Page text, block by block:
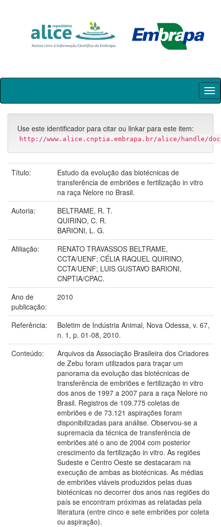
Skip
Use este identificador para citar ou linkar para este item:
http://www.alice.cnptia.embrapa.br/alice/handle/
Título:
Estudo da evolução das biotécnicas de
transferência de embriões e fertilização in vitro
na raça Nelore no Brasil.
Autoria:
BELTRAME, R. T.
QUIRINO, C. R.
BARIONI, L. G.
Afiliação:
RENATO TRAVASSOS BELTRAME,
CCTA/UENF; CÉLIA RAQUEL QUIRINO,
CCTA/UENF; LUIS GUSTAVO BARIONI,
CNPTIA/CPAC.
Ano de
publicação:
2010
Referência:
Boletim de Indústria Animal, Nova Odessa, v. 67,
n. 1, p. 01-08, 2010.
Conteúdo:
Arquivos da Associação Brasileira dos Criadores
de Zebu foram utilizados para traçar um
panorama da evolução das biotécnicas de
transferência de embriões e fertilização in vitro
dos anos de 1997 a 2007 para a raça Nelore no
Brasil. Registros de 109.775 coletas de
embriões e de 73.121 aspirações foram
disponibilizadas para análise. Observou-se a
supremacia da técnica de transferência de
embriões até o ano de 2004 com posterior
crescimento da fertilização in vitro. As regiões
Sudeste e Centro Oeste se destacaram na
execução de ambas as biotécnicas. As médias
de embriões viáveis produzidos pelas duas
biotécnicas no decorrer dos anos nas regiões do
país se encontram próximas as relatadas pela
literatura (entre cinco e sete embriões por coleta
ou aspiração).